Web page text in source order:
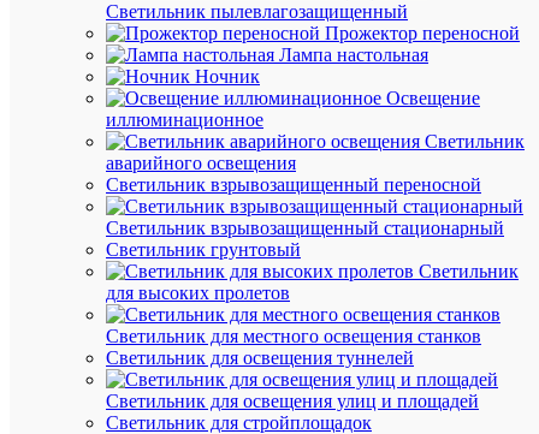
Светильник пылевлагозащищенный
Прожектор переносной
Лампа настольная
Ночник
Освещение
иллюминационное
Светильник
аварийного освещения
Светильник взрывозащищенный переносной
Светильник взрывозащищенный стационарный
Светильник грунтовый
Светильник
для высоких пролетов
Светильник для местного освещения станков
Светильник для освещения туннелей
Светильник для освещения улиц и площадей
Светильник для стройплощадок
IP65
Русский
В
наличии
шт.)
Бренд
Свет
Цена: